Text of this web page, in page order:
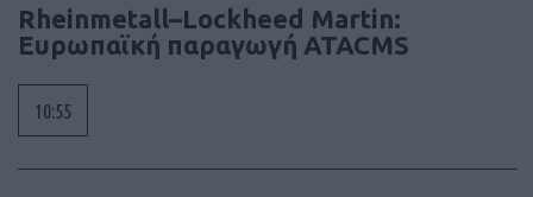
Rheinmetall–Lockheed Martin:
Ευρωπαϊκή παραγωγή ATACMS
10:55